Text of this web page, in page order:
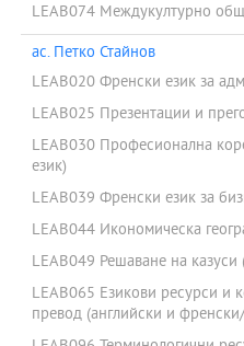
LEAB074 Междукултурно
ас. Петко Стайнов
LEAB020 Френски език за
LEAB025 Презентации и
LEAB030 Професионална
език)
LEAB039 Френски език за
LEAB044 Икономическа
LEAB049 Решаване на казуси
LEAB065 Езикови ресурси и
превод (английски и